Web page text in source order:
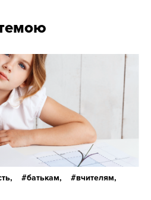
батькам,
вчителям,